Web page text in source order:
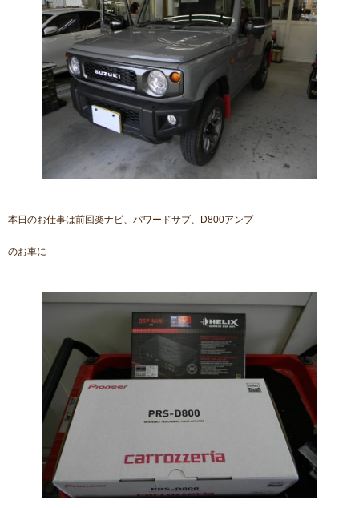
本日のお仕事は前回楽ナビ、パワードサブ、D800アンプ
のお車に